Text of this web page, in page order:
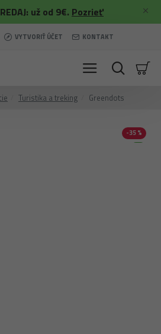
už od 9€. Pozrieť
VYTVORIŤ ÚČET KONTAKT
Turistika a treking Greendots
-35 %